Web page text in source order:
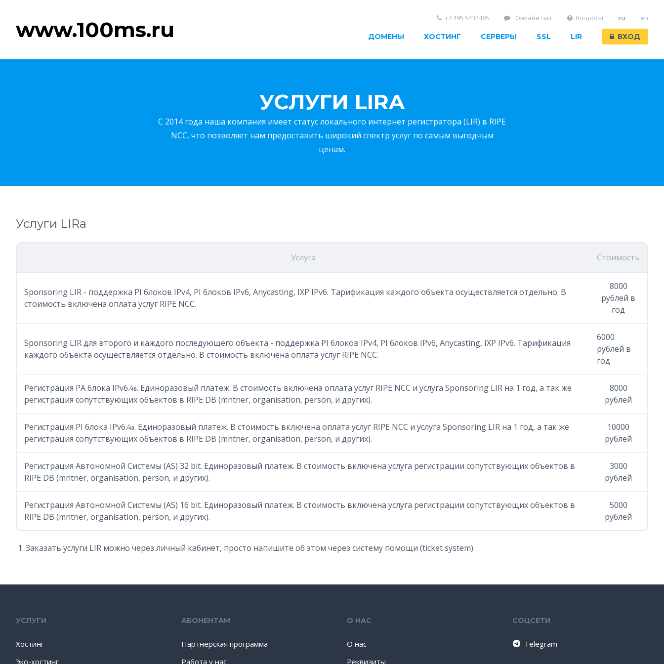
www.100ms.ru ДОМЕНЫ ХОСТИНГ СЕРВЕРЫ SSL LIR ВХОД
+7 495 5434485 Онлайн чат Вопросы ru en
УСЛУГИ LIRA
C 2014 года наша компания имеет статус локального интернет регистратора (LIR) в RIPE
NCC, что позволяет нам предоставить широкий спектр услуг по самым выгодным
ценам.
Услуги LIRа
Услуга Стоимость
Sponsoring LIR - поддержка PI блоков IPv4, PI блоков IPv6, Anycasting, IXP IPv6. Тарификация каждого объекта осуществляется отдельно. В
стоимость включена оплата услуг RIPE NCC.
8000
рублей в
год
Sponsoring LIR для второго и каждого последующего объекта - поддержка PI блоков IPv4, PI блоков IPv6, Anycasting, IXP IPv6. Тарификация
каждого объекта осуществляется отдельно. В стоимость включена оплата услуг RIPE NCC.
6000
рублей в
год
Регистрация PA блока IPv6 ⁄48. Единоразовый платеж. В стоимость включена оплата услуг RIPE NCC и услуга Sponsoring LIR на 1 год, а так же
регистрация сопутствующих объектов в RIPE DB (mntner, organisation, person, и других).
8000
рублей
Регистрация PI блока IPv6 ⁄48. Единоразовый платеж. В стоимость включена оплата услуг RIPE NCC и услуга Sponsoring LIR на 1 год, а так же
регистрация сопутствующих объектов в RIPE DB (mntner, organisation, person, и других).
10000
рублей
Регистрация Автономной Системы (AS) 32 bit. Единоразовый платеж. В стоимость включена услуга регистрации сопутствующих объектов в
RIPE DB (mntner, organisation, person, и других).
3000
рублей
Регистрация Автономной Системы (AS) 16 bit. Единоразовый платеж. В стоимость включена услуга регистрации сопутствующих объектов в
RIPE DB (mntner, organisation, person, и других).
5000
рублей
Заказать услуги LIR можно через личный кабинет, просто напишите об этом через систему помощи (ticket system).
УСЛУГИ
Хостинг
Эко-хостинг
АБОНЕНТАМ
Партнерская программа
Работа у нас
О НАС
О нас
Реквизиты
СОЦСЕТИ
Telegram